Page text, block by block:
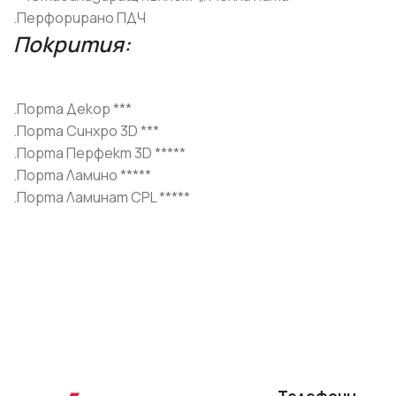
.Перфорирано ПДЧ
Покрития:
.Порта Декор ***
.Порта Синхро 3D ***
.Порта Перфект 3D *****
.Порта Ламино *****
.Порта Ламинат CPL *****